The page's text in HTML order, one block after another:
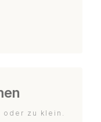
zu klein.